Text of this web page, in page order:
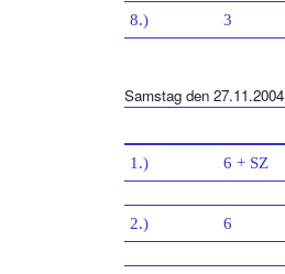
8.) 3
Samstag den 27.11.2004
1.) 6 + SZ
2.) 6